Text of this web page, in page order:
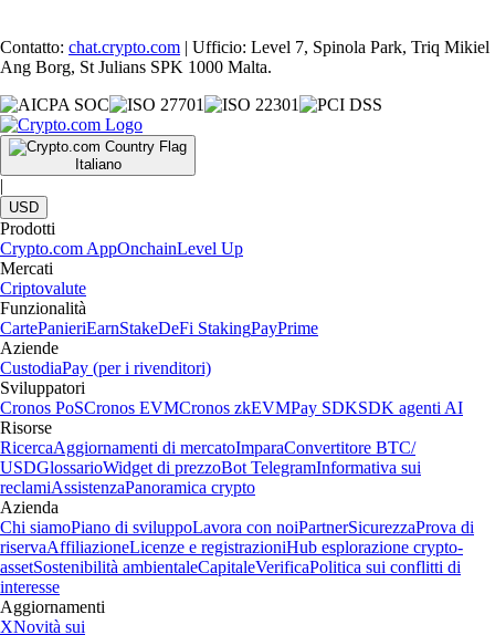
Contatto: chat.crypto.com | Ufficio: Level 7, Spinola Park, Triq Mikiel
Ang Borg, St Julians SPK 1000 Malta.
Italiano
|
USD
Prodotti
Crypto.com AppOnchainLevel Up
Mercati
Criptovalute
Funzionalità
CartePanieriEarnStakeDeFi StakingPayPrime
Aziende
CustodiaPay (per i rivenditori)
Sviluppatori
Cronos PoSCronos EVMCronos zkEVMPay SDKSDK agenti AI
Risorse
RicercaAggiornamenti di mercatoImparaConvertitore BTC/
USDGlossarioWidget di prezzoBot TelegramInformativa sui
reclamiAssistenzaPanoramica crypto
Azienda
Chi siamoPiano di sviluppoLavora con noiPartnerSicurezzaProva di
riservaAffiliazioneLicenze e registrazioniHub esplorazione crypto-
assetSostenibilità ambientaleCapitaleVerificaPolitica sui conflitti di
interesse
Aggiornamenti
XNovità sui